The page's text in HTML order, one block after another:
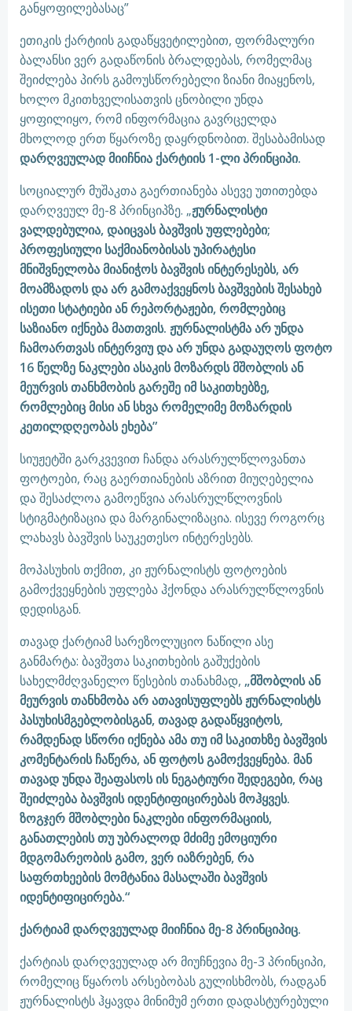
განყოფილებასაც”
ეთიკის ქარტიის გადაწყვეტილებით, ფორმალური
ბალანსი ვერ გადაწონის ბრალდებას, რომელმაც
შეიძლება პირს გამოუსწორებელი ზიანი მიაყენოს,
ხოლო მკითხველისათვის ცნობილი უნდა
ყოფილიყო, რომ ინფორმაცია გავრცელდა
მხოლოდ ერთ წყაროზე დაყრდნობით. შესაბამისად
დარღვეულად მიიჩნია ქარტიის 1-ლი პრინციპი.
სოციალურ მუშაკთა გაერთიანება ასევე უთითებდა
დარღვეულ მე-8 პრინციპზე. „ჟურნალისტი
ვალდებულია, დაიცვას ბავშვის უფლებები;
პროფესიული საქმიანობისას უპირატესი
მნიშვნელობა მიანიჭოს ბავშვის ინტერესებს, არ
მოამზადოს და არ გამოაქვეყნოს ბავშვების შესახებ
ისეთი სტატიები ან რეპორტაჟები, რომლებიც
საზიანო იქნება მათთვის. ჟურნალისტმა არ უნდა
ჩამოართვას ინტერვიუ და არ უნდა გადაუღოს ფოტო
16 წელზე ნაკლები ასაკის მოზარდს მშობლის ან
მეურვის თანხმობის გარეშე იმ საკითხებზე,
რომლებიც მისი ან სხვა რომელიმე მოზარდის
კეთილდღეობას ეხება”
სიუჟეტში გარკვევით ჩანდა არასრულწლოვანთა
ფოტოები, რაც გაერთიანების აზრით მიუღებელია
და შესაძლოა გამოეწვია არასრულწლოვნის
სტიგმატიზაცია და მარგინალიზაცია. ისევე როგორც
ლახავს ბავშვის საუკეთესო ინტერესებს.
მოპასუხის თქმით, კი ჟურნალისტს ფოტოების
გამოქვეყნების უფლება ჰქონდა არასრულწლოვნის
დედისგან.
თავად ქარტიამ სარეზოლუციო ნაწილი ასე
განმარტა: ბავშვთა საკითხების გაშუქების
სახელმძღვანელო წესების თანახმად, „მშობლის ან
მეურვის თანხმობა არ ათავისუფლებს ჟურნალისტს
პასუხისმგებლობისგან, თავად გადაწყვიტოს,
რამდენად სწორი იქნება ამა თუ იმ საკითხზე ბავშვის
კომენტარის ჩაწერა, ან ფოტოს გამოქვეყნება. მან
თავად უნდა შეაფასოს ის ნეგატიური შედეგები, რაც
შეიძლება ბავშვის იდენტიფიცირებას მოჰყვეს.
ზოგჯერ მშობლები ნაკლები ინფორმაციის,
განათლების თუ უბრალოდ მძიმე ემოციური
მდგომარეობის გამო, ვერ იაზრებენ, რა
საფრთხეების მომტანია მასალაში ბავშვის
იდენტიფიცირება.“
ქარტიამ დარღვეულად მიიჩნია მე-8 პრინციპიც.
ქარტიას დარღვეულად არ მიუჩნევია მე-3 პრინციპი,
რომელიც წყაროს არსებობას გულისხმობს, რადგან
ჟურნალისტს ჰყავდა მინიმუმ ერთი დადასტურებული